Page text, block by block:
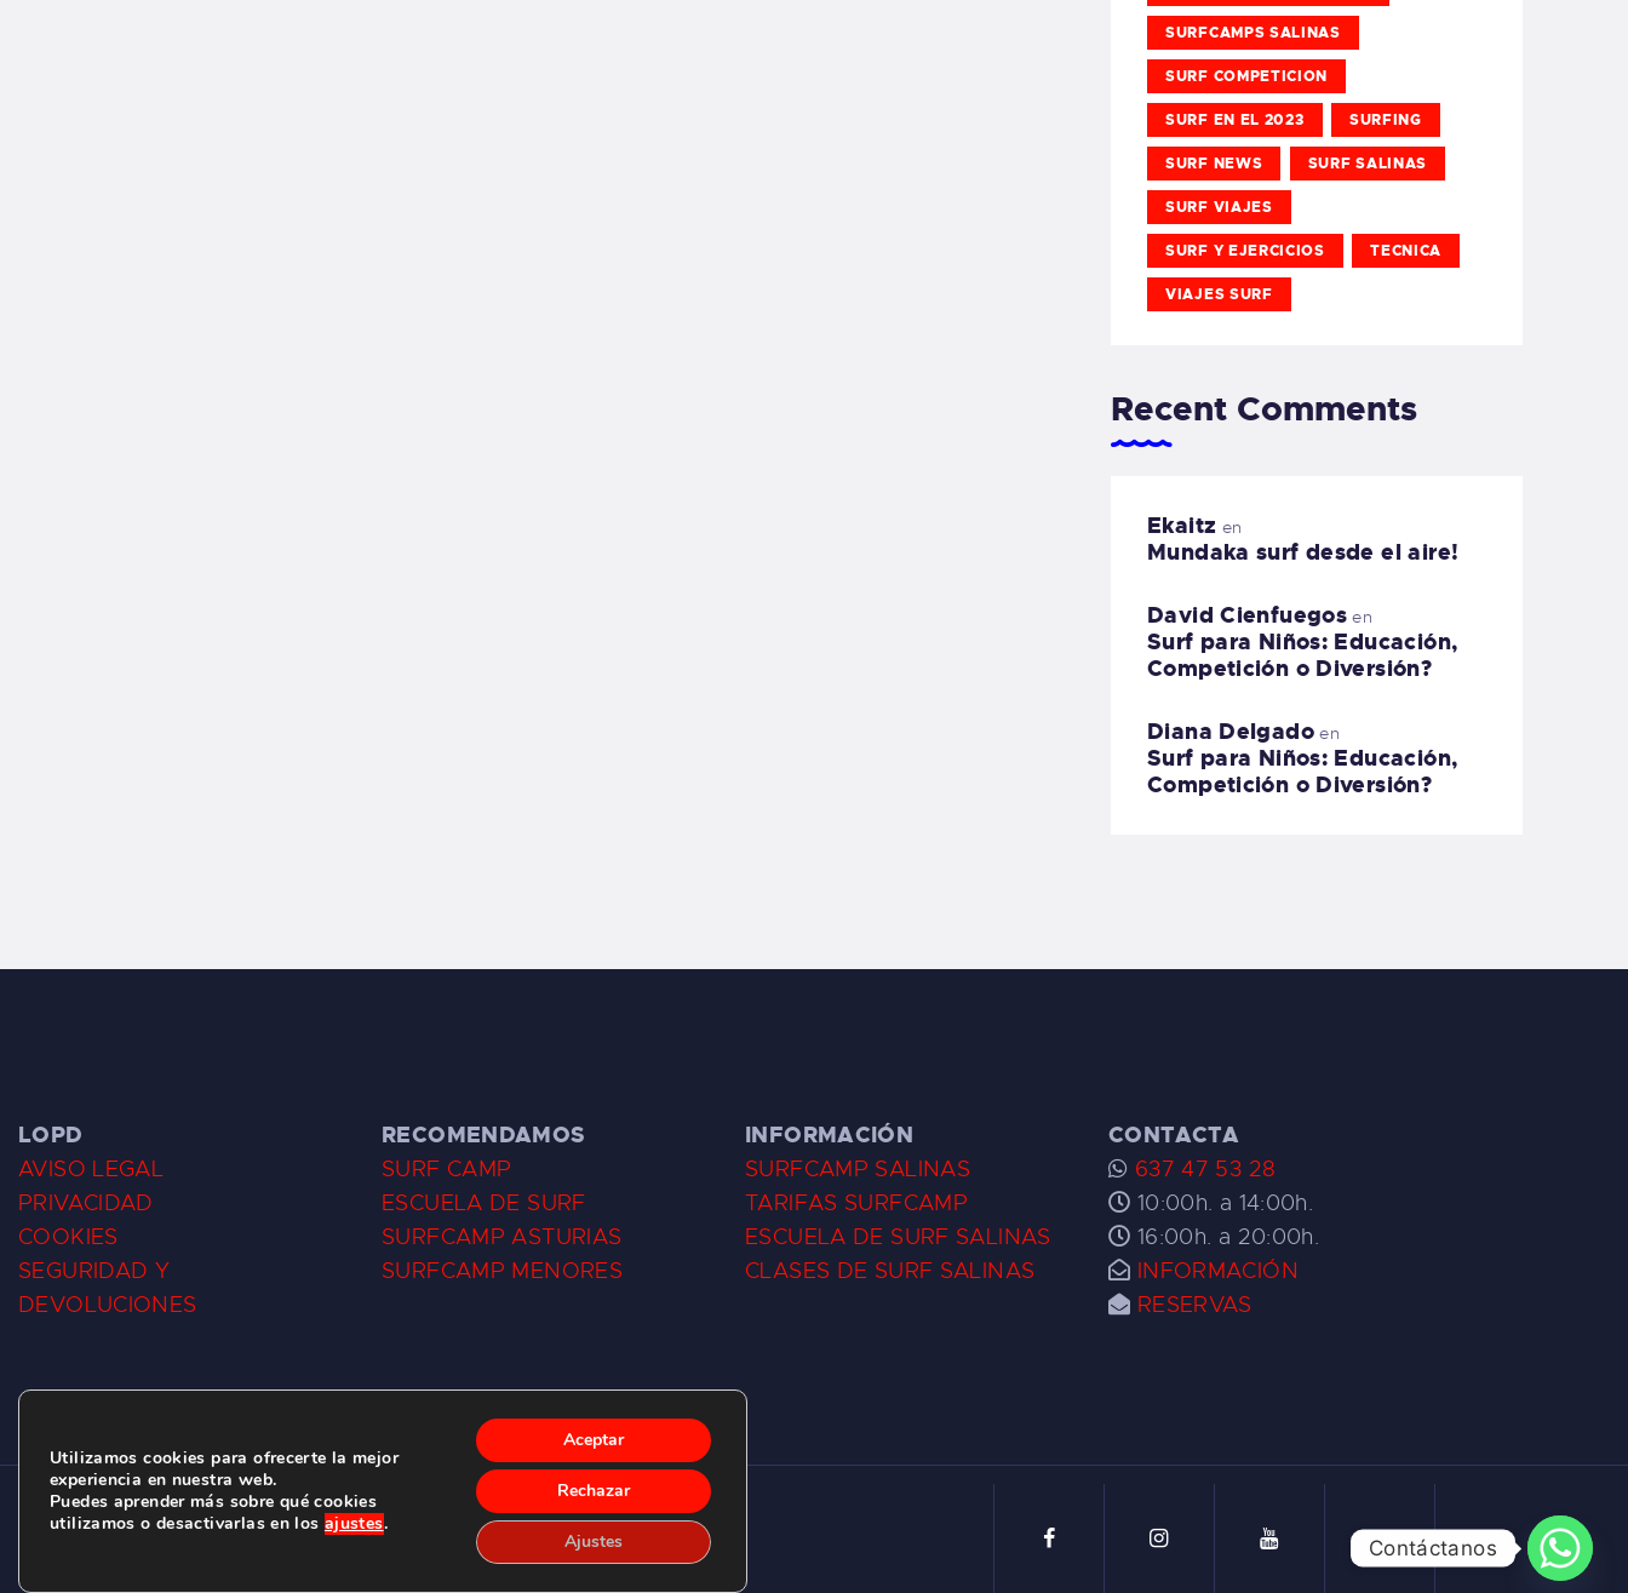
SURFCAMPS SALINAS
SURF COMPETICION
SURF EN EL 2023 SURFING
SURF NEWS SURF SALINAS
SURF VIAJES
SURF Y EJERCICIOS TECNICA
VIAJES SURF
Recent Comments
Ekaitz en
Mundaka surf desde el aire!
David Cienfuegos en
Surf para Niños: Educación,
Competición o Diversión?
Diana Delgadoen
Surf para Niños: Educación,
Competición o Diversión?
LOPD
AVISO LEGAL
PRIVACIDAD
COOKIES
SEGURIDAD Y
DEVOLUCIONES
RECOMENDAMOS
SURF CAMP
ESCUELA DE SURF
SURFCAMP ASTURIAS
SURFCAMP MENORES
INFORMACIÓN
SURFCAMP SALINAS
TARIFAS SURFCAMP
ESCUELA DE SURF SALINAS
CLASES DE SURF SALINAS
CONTACTA
637 47 53 28
10:00h. a 14:00h.
16:00h. a 20:00h.
INFORMACIÓN
RESERVAS
CLUB DE SURF LAS DUNAS ©2026.
C/ BERNARDO ÁLVAREZ GALAN 1, SALINAS (ASTURIAS)
Utilizamos cookies para ofrecerte la mejor
experiencia en nuestra web.
Puedes aprender más sobre qué cookies
utilizamos o desactivarlas en los ajustes.
Aceptar
Rechazar
Ajustes Contáctanos